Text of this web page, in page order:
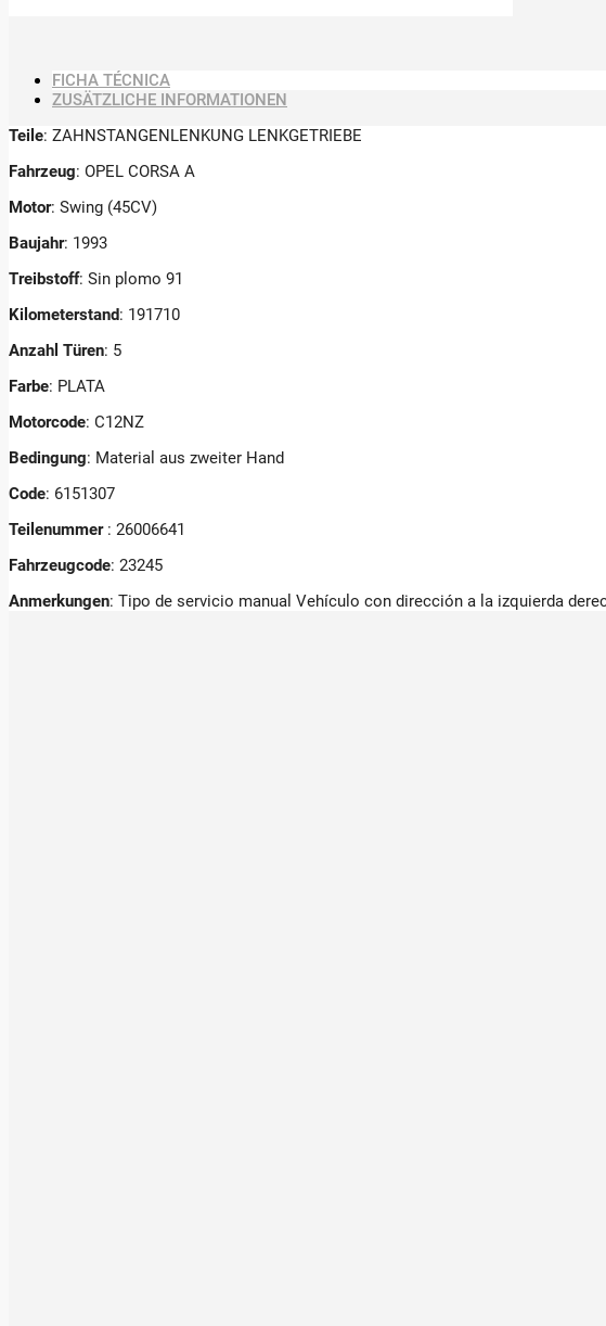
FICHA TÉCNICA
ZUSÄTZLICHE INFORMATIONEN
Teile: ZAHNSTANGENLENKUNG LENKGETRIEBE
Fahrzeug: OPEL CORSA A
Motor: Swing (45CV)
Baujahr: 1993
Treibstoff: Sin plomo 91
Kilometerstand: 191710
Anzahl Türen: 5
Farbe: PLATA
Motorcode: C12NZ
Bedingung: Material aus zweiter Hand
Code: 6151307
Teilenummer : 26006641
Fahrzeugcode: 23245
Anmerkungen: Tipo de servicio manual Vehículo con dirección a la izquierda